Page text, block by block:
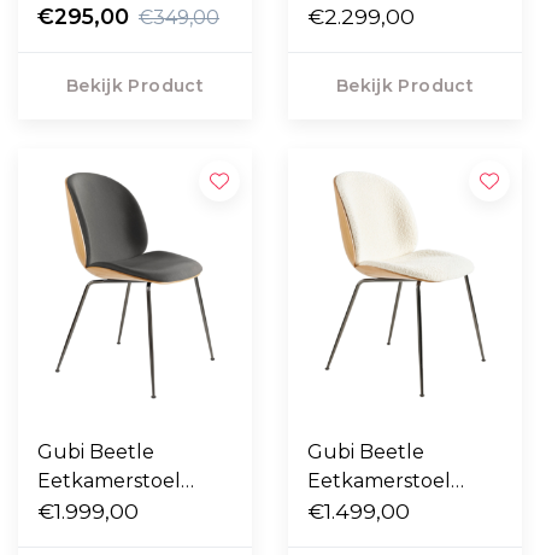
green, zwart conic
€295,00 €349,00
Bekijk Product
walnoot / Camo
antiek messing
€2.299,00
Bekijk Product
Gubi Beetle
Eetkamerstoel
eiken / Camo leder
€1.999,00
Gubi Beetle
Eetkamerstoel
eiken / Karakorum
€1.499,00